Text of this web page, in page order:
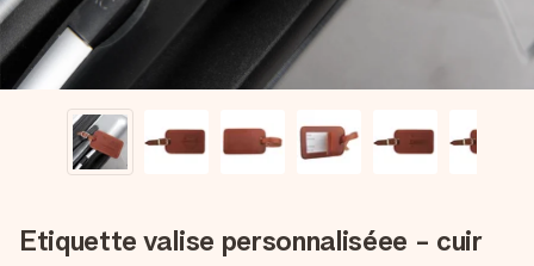
Etiquette valise personnaliséee - cuir